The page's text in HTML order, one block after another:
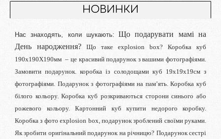
НОВИНКИ
Нас знаходять, коли шукають:
Що подарувати мамі на
День народження? Що таке explosion box? Коробка куб
190х190Х190мм – це красивий подарунок з вашими фотографіями.
Замовити подарунок. коробка із солодощами куб 19х19х19см з
фотографіями. Подарунок з фотографіями на пам’ять. Коробка куб
білого кольору. Коробка куб розкриваються сторони синього або
рожевого кольору. Картонний куб купити недорого коробку.
Коробка з фото explosion box, подарунок зроблений своїми руками.
Як зробити оригінальний подарунок на річницю? Подарунок сестрі